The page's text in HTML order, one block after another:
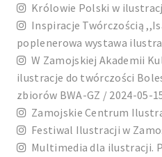
Królowie Polski w
Inspiracje Twórczością
poplenerowa wystawa
W Zamojskiej Akademii
ilustracje do twórczości
zbiorów BWA-GZ / 2024-05-
Zamojskie Centrum
Festiwal Ilustracji w
Multimedia dla ilustracji.